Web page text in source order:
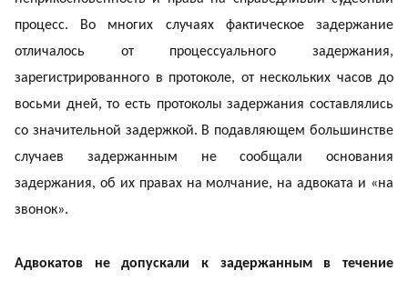
процесс. Во многих случаях фактическое задержание
отличалось от процессуального задержания,
зарегистрированного в протоколе, от нескольких часов до
восьми дней, то есть протоколы задержания составлялись
со значительной задержкой. В подавляющем большинстве
случаев задержанным не сообщали основания
задержания, об их правах на молчание, на адвоката и «на
звонок».
Адвокатов не допускали к задержанным в течение